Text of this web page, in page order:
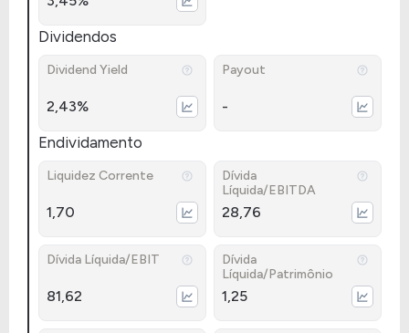
Dividendos
Dividend Yield
2,43%
Payout
-
Endividamento
Liquidez Corrente
1,70
Dívida
Líquida/EBITDA
28,76
Dívida Líquida/EBIT
81,62
Dívida
Líquida/Patrimônio
1,25